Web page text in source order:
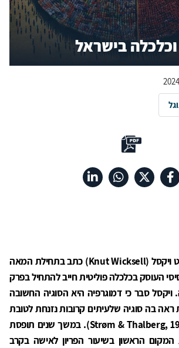
בישראל
הכלכלן השוודי קנוט ויקסל (Knut Wicksell) כתב בתחילת המאה
בסיסי העוסק בכלכלה פוליטית חייב להתחיל בפרק
ויקסל סבר כי דמוגרפיה היא הסוגיה החשובה
בה סוגיה שלעיתים קרובות נזנחת לטובת
סוגיות אחרות (Strøm & Thalberg, 1979). במשך שנים תופסת
הראשון בשיעור הפריון לאישה בקרב